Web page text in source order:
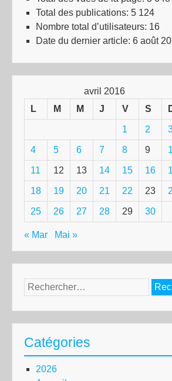
Total des publications: 5 124
Nombre total d’utilisateurs: 16
Date du dernier article: 6 août
avril 2016
L
M M J V S
1 2
4 5 6 7 8 9
11 12 13 14 15 16
18 19 20 21 22 23
25 26 27 28 29 30
« Mar Mai »
Rechercher :
Catégories
2026